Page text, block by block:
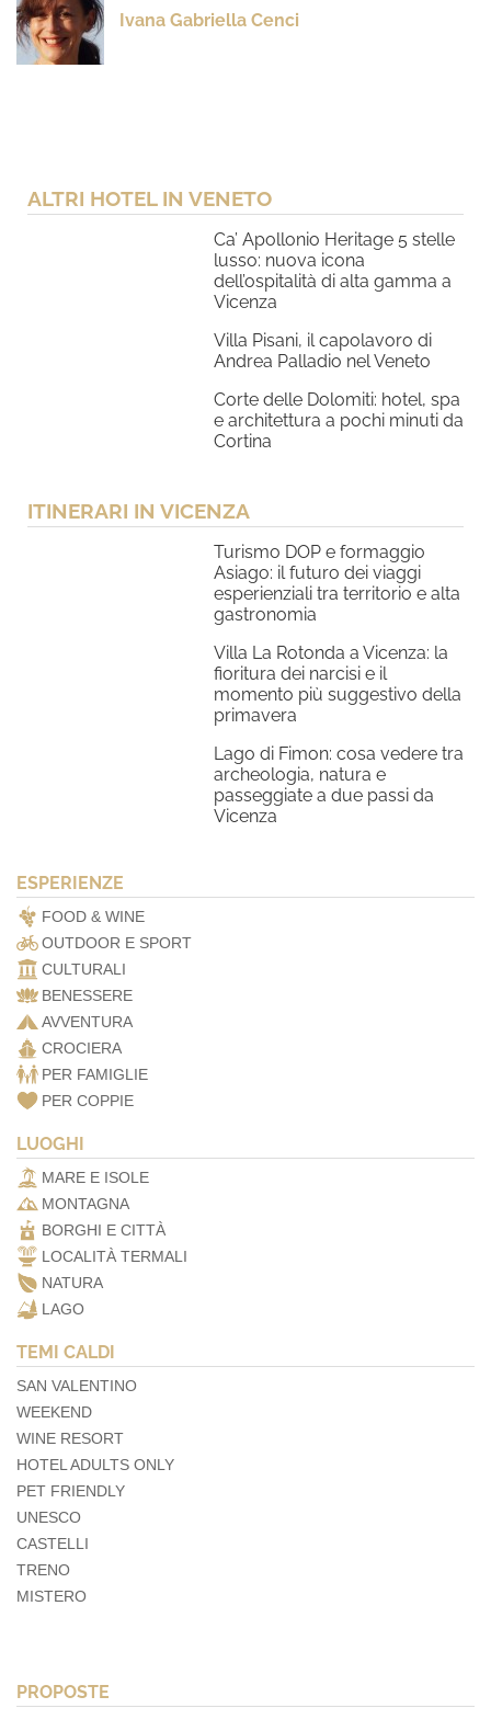
Ivana Gabriella Cenci
ALTRI HOTEL IN VENETO
Ca’ Apollonio Heritage 5 stelle
lusso: nuova icona
dell’ospitalità di alta gamma a
Vicenza
Villa Pisani, il capolavoro di
Andrea Palladio nel Veneto
Corte delle Dolomiti: hotel, spa
e architettura a pochi minuti da
Cortina
ITINERARI IN VICENZA
Turismo DOP e formaggio
Asiago: il futuro dei viaggi
esperienziali tra territorio e alta
gastronomia
Villa La Rotonda a Vicenza: la
fioritura dei narcisi e il
momento più suggestivo della
primavera
Lago di Fimon: cosa vedere tra
archeologia, natura e
passeggiate a due passi da
Vicenza
ESPERIENZE
FOOD & WINE
OUTDOOR E SPORT
CULTURALI
BENESSERE
AVVENTURA
CROCIERA
PER FAMIGLIE
PER COPPIE
LUOGHI
MARE E ISOLE
MONTAGNA
BORGHI E CITTÀ
LOCALITÀ TERMALI
NATURA
LAGO
TEMI CALDI
SAN VALENTINO
WEEKEND
WINE RESORT
HOTEL ADULTS ONLY
PET FRIENDLY
UNESCO
CASTELLI
TRENO
MISTERO
PROPOSTE